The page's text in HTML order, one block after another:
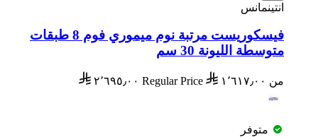
انتينمانس
فيسكوريست مرتبة نوم ميموري فوم 8 طبقات
متوسطة الليونة 30 سم
من ١٬٦١٧٫٠٠ Regular Price ٢٬٦٩٥٫٠٠
متوفر